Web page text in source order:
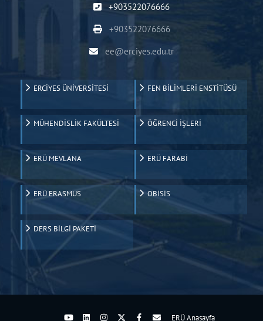
+903522076666
+903522076666
ee@erciyes.edu.tr
ERCİYES ÜNİVERSİTESİ FEN BİLİMLERİ ENSTİTÜSÜ
MÜHENDİSLİK FAKÜLTESİ ÖĞRENCİ İŞLERİ
ERÜ MEVLANA ERÜ FARABİ
ERÜ ERASMUS OBİSİS
DERS BİLGİ PAKETİ
ERÜ Anasayfa